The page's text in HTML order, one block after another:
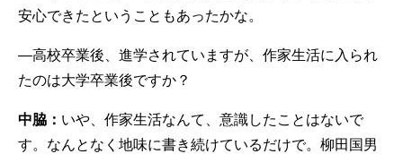
安心できたということもあったかな。
—高校卒業後、進学されていますが、作家生活に入られ
たのは大学卒業後ですか？
中脇： いや、作家生活なんて、意識したことはないで
す。なんとなく地味に書き続けているだけで。柳田国男